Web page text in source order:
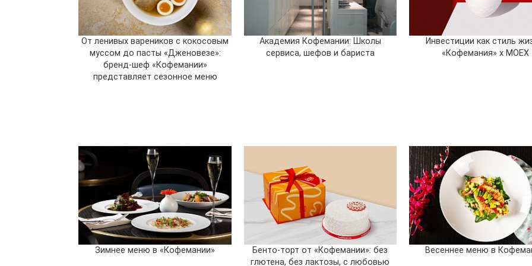
От ленивых вареников с кокосовым
муссом до пасты «Дженовезе»:
бренд-шеф «Кофемании»
представляет сезонное меню
Академия Кофемании: Школы
сервиса, шефов и бариста
Инвестиции как стиль
«Кофемания» x MOEX
Зимнее меню в «Кофемании»
Бенто-торт от «Кофемании»: без
глютена, без лактозы, с любовью
Весеннее меню в